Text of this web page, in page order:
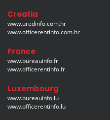
Croatia
www.uredinfo.com.hr
www.officerentinfo.com.hr
France
www.bureauinfo.fr
www.officerentinfo.fr
Luxembourg
www.bureauinfo.lu
www.officerentinfo.lu